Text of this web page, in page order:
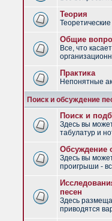
Теория
Общие
Все, что
Практика
Непонятные
Поиск и обсуждение
Поиск и
Здесь вы
табулатур и
Обсуждение
Здесь вы
проигрыши -
песен
Здесь
приводятся